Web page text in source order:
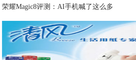
荣耀Magic8评测：AI手机喊了这么多